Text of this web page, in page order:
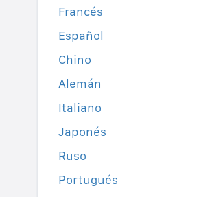
Francés
Español
Chino
Alemán
Italiano
Japonés
Ruso
Portugués